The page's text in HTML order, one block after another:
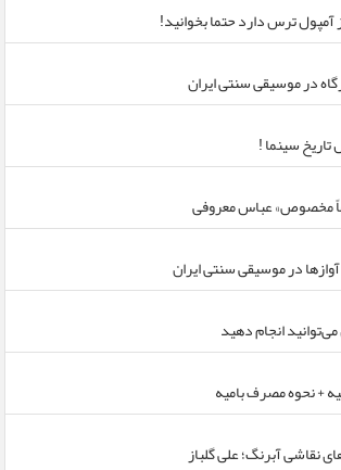
ترس دارد حتما بخوانید!
در موسیقی سنتی ایران
مخصوص» عباس معروفی
در موسیقی سنتی ایران
+ نحوه مصرف بامیه
نقاشی آبرنگ؛ علی گلباز